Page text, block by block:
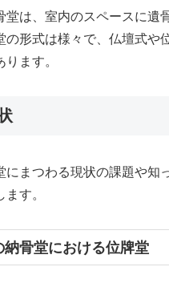
堂は、室内のスペースに遺
の形式は様々で、仏壇式や
ます。
にまつわる現状の課題や知
す。
納骨堂における位牌堂